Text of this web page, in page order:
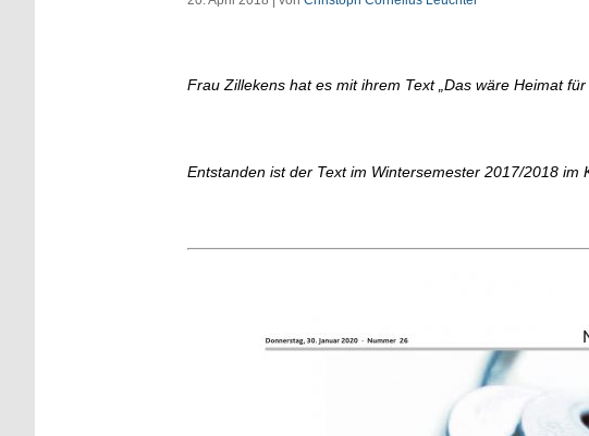
Frau Zillekens hat es mit ihrem Text „Das wäre Heimat
Entstanden ist der Text im Wintersemester 2017/2018 im